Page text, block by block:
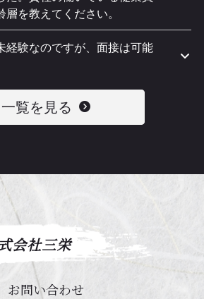
層を教えてください。
経験なのですが、面接は可能
一覧を見る
会社三栄
お問い合わせ